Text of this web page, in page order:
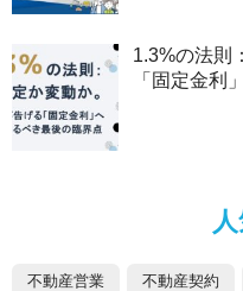
1.3%の法則
「固定金利
不動産営業 不動産契約